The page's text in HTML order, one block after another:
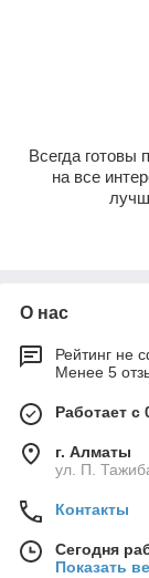
Всегда готовы
на все
О нас
Рейтинг не
Менее 5
Работает с
г. Алматы
ул. П.
Контакты
Сегодня
Показать